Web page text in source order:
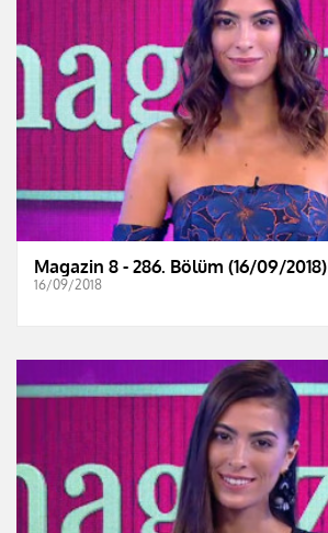
Magazin 8 - 286. Bölüm (16/09/2018)
16/09/2018